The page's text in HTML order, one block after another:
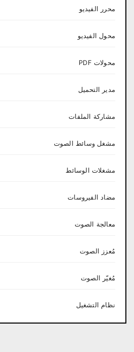
محرر الفيديو
محول الفيديو
محولات PDF
مدير التحميل
مشاركة الملفات
مشغل وسائط الصوت
مشغلات الوسائط
مضاد الفيروسات
معالجة الصوت
مُعزز الصوت
مُغيّر الصوت
نظام التشغيل